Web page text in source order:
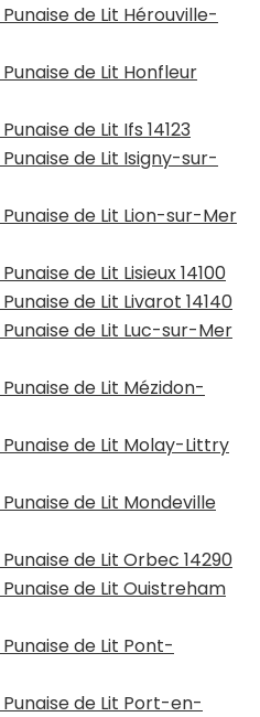
de Lit Hérouville-
de Lit Honfleur
de Lit Ifs 14123
de Lit Isigny-sur-
de Lit Lion-sur-Mer
de Lit Lisieux 14100
de Lit Livarot 14140
de Lit Luc-sur-Mer
de Lit Mézidon-
de Lit Molay-Littry
de Lit Mondeville
de Lit Orbec 14290
de Lit Ouistreham
de Lit Pont-
de Lit Port-en-